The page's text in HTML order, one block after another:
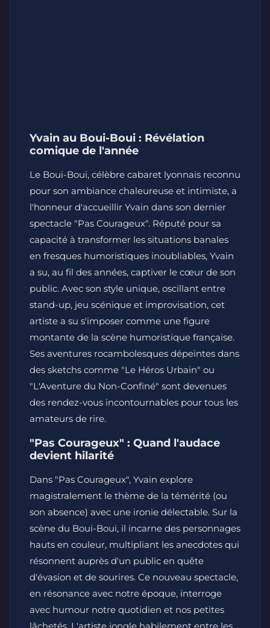
Yvain au Boui-Boui : Révélation
comique de l'année
Le Boui-Boui, célèbre cabaret lyonnais reconnu
pour son ambiance chaleureuse et intimiste, a
l'honneur d'accueillir Yvain dans son dernier
spectacle "Pas Courageux". Réputé pour sa
capacité à transformer les situations banales
en fresques humoristiques inoubliables, Yvain
a su, au fil des années, captiver le cœur de son
public. Avec son style unique, oscillant entre
stand-up, jeu scénique et improvisation, cet
artiste a su s'imposer comme une figure
montante de la scène humoristique française.
Ses aventures rocambolesques dépeintes dans
des sketchs comme "Le Héros Urbain" ou
"L'Aventure du Non-Confiné" sont devenues
des rendez-vous incontournables pour tous les
amateurs de rire.
"Pas Courageux" : Quand l'audace
devient hilarité
Dans "Pas Courageux", Yvain explore
magistralement le thème de la témérité (ou
son absence) avec une ironie délectable. Sur la
scène du Boui-Boui, il incarne des personnages
hauts en couleur, multipliant les anecdotes qui
résonnent auprès d'un public en quête
d'évasion et de sourires. Ce nouveau spectacle,
en résonance avec notre époque, interroge
avec humour notre quotidien et nos petites